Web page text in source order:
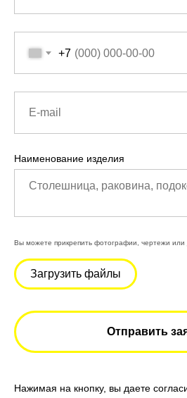
+7
Наименование изделия
Вы можете прикрепить фотографии, чертежи
Загрузить файлы
Отправить
Нажимая на кнопку, вы даете